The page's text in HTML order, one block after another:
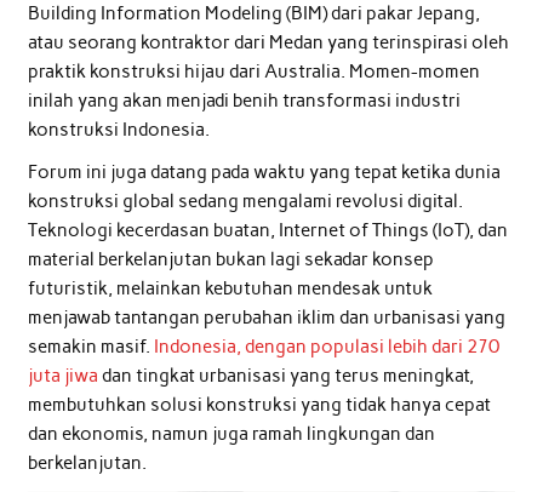
Building Information Modeling (BIM) dari pakar Jepang,
atau seorang kontraktor dari Medan yang terinspirasi oleh
praktik konstruksi hijau dari Australia. Momen-momen
inilah yang akan menjadi benih transformasi industri
konstruksi Indonesia.
Forum ini juga datang pada waktu yang tepat ketika dunia
konstruksi global sedang mengalami revolusi digital.
Teknologi kecerdasan buatan, Internet of Things (IoT), dan
material berkelanjutan bukan lagi sekadar konsep
futuristik, melainkan kebutuhan mendesak untuk
menjawab tantangan perubahan iklim dan urbanisasi yang
semakin masif. Indonesia, dengan populasi lebih dari 270
juta jiwa dan tingkat urbanisasi yang terus meningkat,
membutuhkan solusi konstruksi yang tidak hanya cepat
dan ekonomis, namun juga ramah lingkungan dan
berkelanjutan.